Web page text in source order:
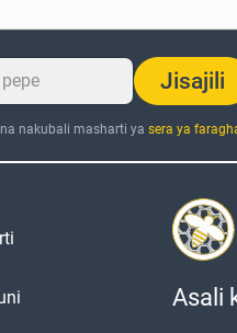
Jisajili
nakubali masharti ya sera ya
Asali